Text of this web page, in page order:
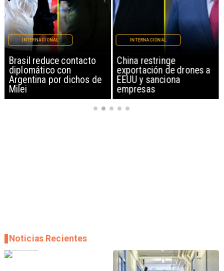
Brasil reduce contacto
diplomático con
Argentina por dichos de
Milei
INTERNACIONAL
China restringe
exportación de drones a
EEUU y sanciona
empresas
INTERNACIONAL
Noticias Recientes